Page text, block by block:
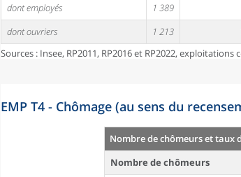
dont employés
1 389
dont ouvriers
1 213
Sources : Insee, RP2011, RP2016 et RP2022,
EMP T4 - Chômage (au sens du
Nombre de chômeurs et taux
Nombre de chômeurs